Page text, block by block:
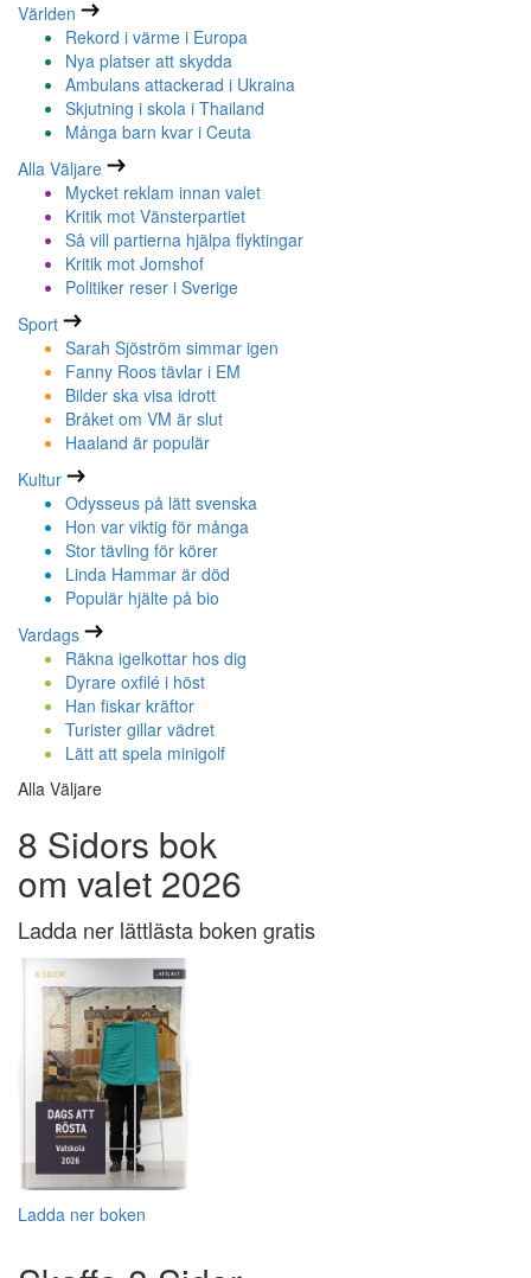
Världen
Rekord i värme i Europa
Nya platser att skydda
Ambulans attackerad i Ukraina
Skjutning i skola i Thailand
Många barn kvar i Ceuta
Alla Väljare
Mycket reklam innan valet
Kritik mot Vänsterpartiet
Så vill partierna hjälpa flyktingar
Kritik mot Jomshof
Politiker reser i Sverige
Sport
Sarah Sjöström simmar igen
Fanny Roos tävlar i EM
Bilder ska visa idrott
Bråket om VM är slut
Haaland är populär
Kultur
Odysseus på lätt svenska
Hon var viktig för många
Stor tävling för körer
Linda Hammar är död
Populär hjälte på bio
Vardags
Räkna igelkottar hos dig
Dyrare oxfilé i höst
Han fiskar kräftor
Turister gillar vädret
Lätt att spela minigolf
Alla Väljare
8 Sidors bok
om valet 2026
Ladda ner lättlästa boken gratis
Ladda ner boken